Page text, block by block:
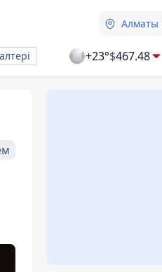
Алматы
+23°$467.48